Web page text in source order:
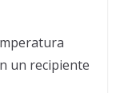
un recipiente